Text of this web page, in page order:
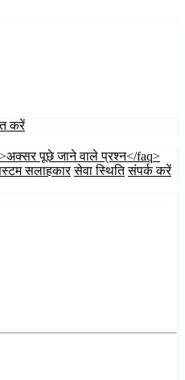
करें
पूछे जाने वाले प्रश्न</faq>
सलाहकार सेवा स्थिति संपर्क करें